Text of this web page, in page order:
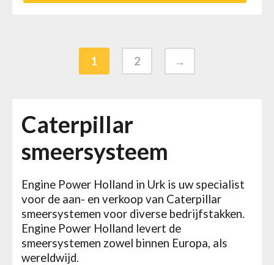
1 2 →
Caterpillar
smeersysteem
Engine Power Holland in Urk is uw specialist
voor de aan- en verkoop van Caterpillar
smeersystemen voor diverse bedrijfstakken.
Engine Power Holland levert de
smeersystemen zowel binnen Europa, als
wereldwijd.